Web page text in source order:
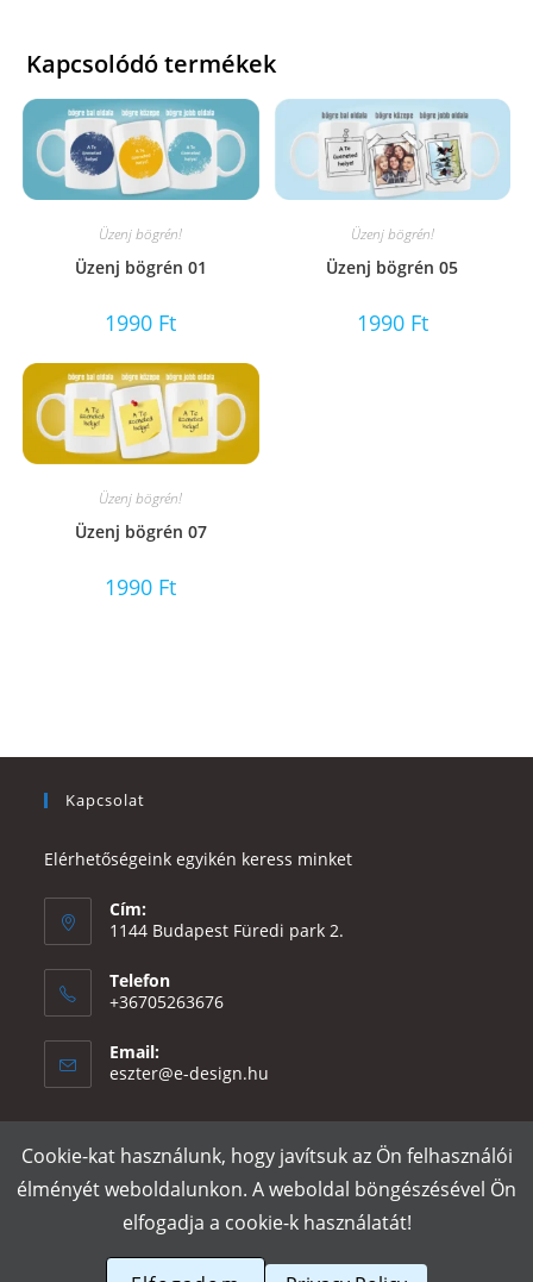
Kapcsolódó termékek
Üzenj bögrén!
Üzenj bögrén 01
1990 Ft
Üzenj bögrén!
Üzenj bögrén 05
1990 Ft
Üzenj bögrén!
Üzenj bögrén 07
1990 Ft
Kapcsolat
Elérhetőségeink egyikén keress minket
Cím:
1144 Budapest Füredi park 2.
Telefon
+36705263676
Email:
eszter@e-design.hu
Rólunk Szállítás és fizetés Adatvédelmi tájékoztató
ÁSZF
Póló nyomtatás
Cookie-kat használunk, hogy javítsuk az Ön felhasználói
élményét weboldalunkon. A weboldal böngészésével Ön
elfogadja a cookie-k használatát!